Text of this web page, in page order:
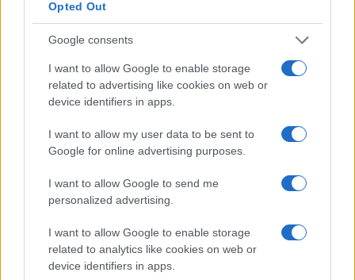
Opted Out
Google consents
I want to allow Google to enable storage
related to advertising like cookies on web or
device identifiers in apps.
I want to allow my user data to be sent to
Google for online advertising purposes.
I want to allow Google to send me
personalized advertising.
I want to allow Google to enable storage
related to analytics like cookies on web or
device identifiers in apps.
ezt az új Amerikát, amit ők
akarnak látni”
– magyarázta Rhea, aki szerint kérdéses,
hogy vajon ez hatással lesz-e az új Trump-
kormányzatra.
“Eddig Trump nem nevezett ki senkit, aki
osztja a woke jobboldal álláspontját” –
mondta Rhea, de hozzátette, hogy
bennfentesektől tudja, hogy „erős nyomás